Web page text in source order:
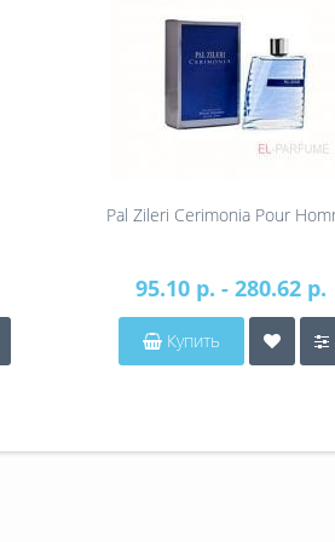
Pal Zileri Cerimonia Pour
95.10 р. - 280.62 р.
Купить